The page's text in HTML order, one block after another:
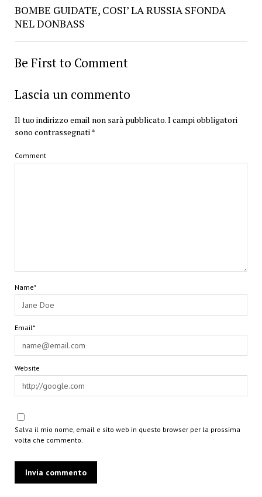
BOMBE GUIDATE, COSI’ LA RUSSIA SFONDA
NEL DONBASS
Be First to Comment
Lascia un commento
Il tuo indirizzo email non sarà pubblicato.I campi obbligatori
sono contrassegnati*
Comment
Name*
Email*
Website
Salva il mio nome, email e sito web in questo browser per la prossima
volta che commento.